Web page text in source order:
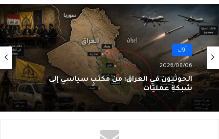
أول
2026/08/06
الحوثيون في العراق: من مكتبٍ سياسي إلى
شبكةِ عمليّات